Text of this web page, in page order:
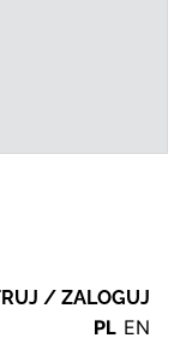
/ ZALOGUJ
PL EN